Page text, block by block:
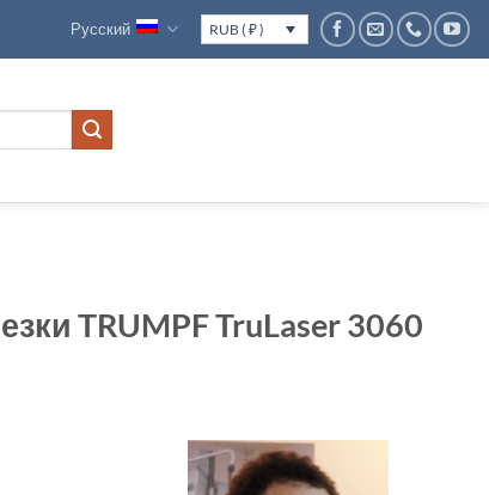
Русский RUB ( ₽ )
TRUMPF TruLaser 3060